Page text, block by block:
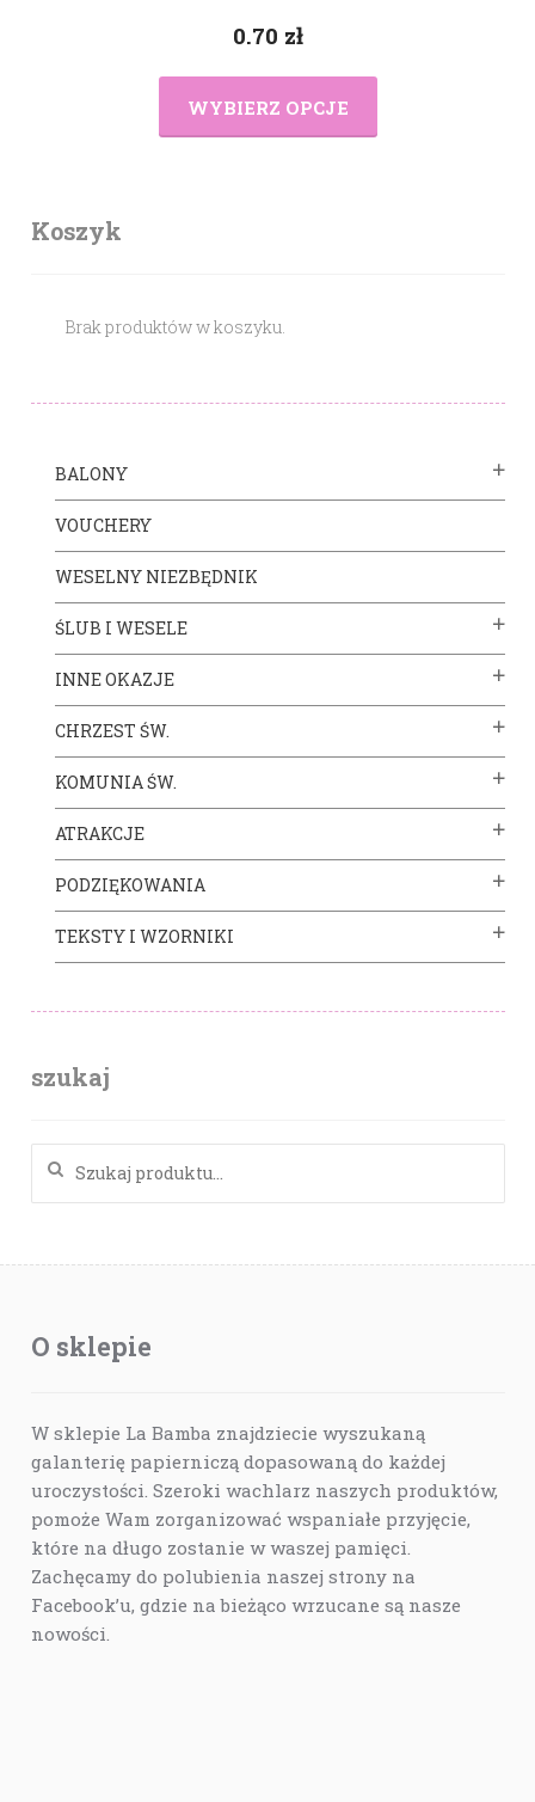
0.70 zł
WYBIERZ OPCJE
Koszyk
Brak produktów w koszyku.
BALONY
VOUCHERY
WESELNY NIEZBĘDNIK
ŚLUB I WESELE
INNE OKAZJE
CHRZEST ŚW.
KOMUNIA ŚW.
ATRAKCJE
PODZIĘKOWANIA
TEKSTY I WZORNIKI
szukaj
Szukaj:
O sklepie
W sklepie La Bamba znajdziecie wyszukaną
galanterię papierniczą dopasowaną do każdej
uroczystości. Szeroki wachlarz naszych produktów,
pomoże Wam zorganizować wspaniałe przyjęcie,
które na długo zostanie w waszej pamięci.
Zachęcamy do polubienia naszej strony na
Facebook’u, gdzie na bieżąco wrzucane są nasze
nowości.